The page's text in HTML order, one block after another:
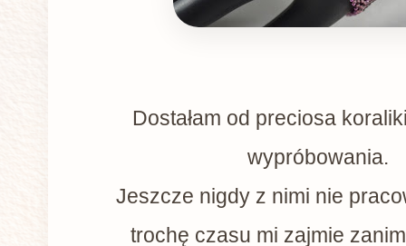
Dostałam od preciosa
wypróbowania.
Jeszcze nigdy z nimi nie
trochę czasu mi zajmie